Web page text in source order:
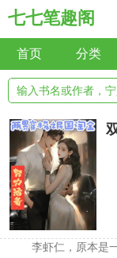
七七笔趣阁
首页 分类
李虾仁，原本是